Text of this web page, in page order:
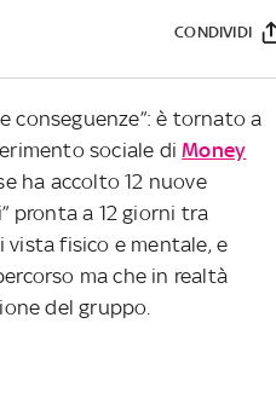
CONDIVIDI
conseguenze”: è tornato a
sociale diMoney
ha accolto 12 nuove
pronta a 12 giorni tra
fisico e mentale, e
ma che in realtà
del gruppo.